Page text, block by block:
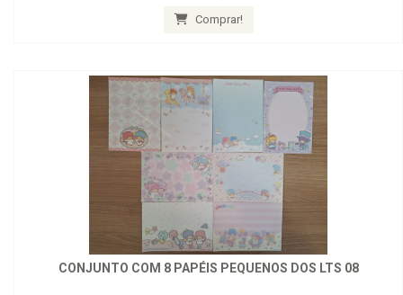
Comprar!
CONJUNTO COM 8 PAPÉIS PEQUENOS DOS LTS 08